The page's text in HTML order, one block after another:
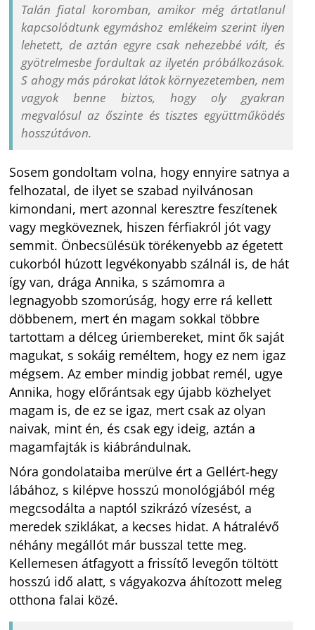
Talán fiatal koromban, amikor még ártatlanul
kapcsolódtunk egymáshoz emlékeim szerint ilyen
lehetett, de aztán egyre csak nehezebbé vált, és
gyötrelmesbe fordultak az ilyetén próbálkozások.
S ahogy más párokat látok környezetemben, nem
vagyok benne biztos, hogy oly gyakran
megvalósul az őszinte és tisztes együttműködés
hosszútávon.
Sosem gondoltam volna, hogy ennyire satnya a
felhozatal, de ilyet se szabad nyilvánosan
kimondani, mert azonnal keresztre feszítenek
vagy megköveznek, hiszen férfiakról jót vagy
semmit. Önbecsülésük törékenyebb az égetett
cukorból húzott legvékonyabb szálnál is, de hát
így van, drága Annika, s számomra a
legnagyobb szomorúság, hogy erre rá kellett
döbbenem, mert én magam sokkal többre
tartottam a délceg úriembereket, mint ők saját
magukat, s sokáig reméltem, hogy ez nem igaz
mégsem. Az ember mindig jobbat remél, ugye
Annika, hogy előrántsak egy újabb közhelyet
magam is, de ez se igaz, mert csak az olyan
naivak, mint én, és csak egy ideig, aztán a
magamfajták is kiábrándulnak.
Nóra gondolataiba merülve ért a Gellért-hegy
lábához, s kilépve hosszú monológjából még
megcsodálta a naptól szikrázó vízesést, a
meredek sziklákat, a kecses hidat. A hátralévő
néhány megállót már busszal tette meg.
Kellemesen átfagyott a frissítő levegőn töltött
hosszú idő alatt, s vágyakozva áhítozott meleg
otthona falai közé.